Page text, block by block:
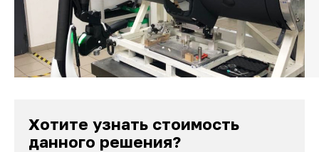
Хотите узнать стоимость
данного решения?